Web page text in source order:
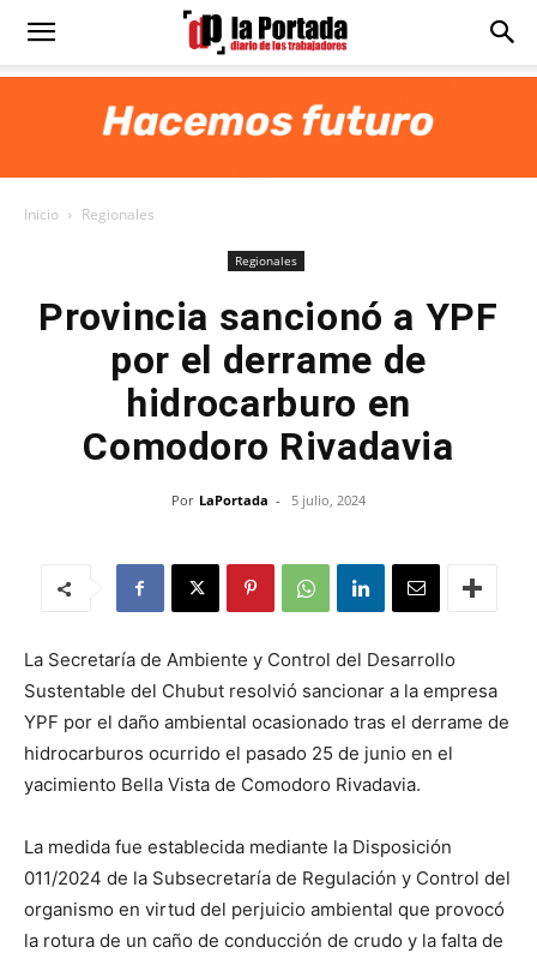
Diario
Inicio Regionales
Regionales
Provincia sancionó a YPF
por el derrame de
hidrocarburo en
Comodoro Rivadavia
Por LaPortada - 5 julio, 2024
La Secretaría de Ambiente y Control del Desarrollo
Sustentable del Chubut resolvió sancionar a la empresa
YPF por el daño ambiental ocasionado tras el derrame de
hidrocarburos ocurrido el pasado 25 de junio en el
yacimiento Bella Vista de Comodoro Rivadavia.
La medida fue establecida mediante la Disposición
011/2024 de la Subsecretaría de Regulación y Control del
organismo en virtud del perjuicio ambiental que provocó
la rotura de un caño de conducción de crudo y la falta de